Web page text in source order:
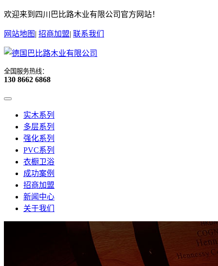
欢迎来到四川巴比路木业有限公司官方网站！
网站地图 | 招商加盟| 联系我们
全国服务热线：
130 8662 6868
实木系列
多层系列
强化系列
PVC系列
衣橱卫浴
成功案例
招商加盟
新闻中心
关于我们